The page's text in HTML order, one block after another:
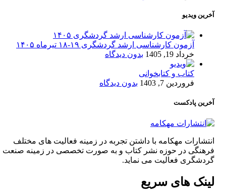
آخرین ویدیو
آزمون کارشناسی ارشد گردشگری ۱۹-۱۸ تیرماه ۱۴۰۵
خرداد 19, 1405
بدون دیدگاه
کتاب و کتابخوانی
فروردین 7, 1403
بدون دیدگاه
آخرین پادکست
انتشارات مهکامه با داشتن تجربه در زمینه فعالیت های مختلف
فرهنگی در حوزه نشر کتاب و به صورت تخصصی در زمینه صنعت
گردشگری فعالیت می نماید.
لینک های سریع